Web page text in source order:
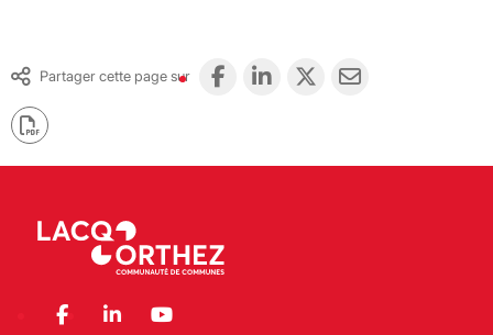
Partager cette page sur